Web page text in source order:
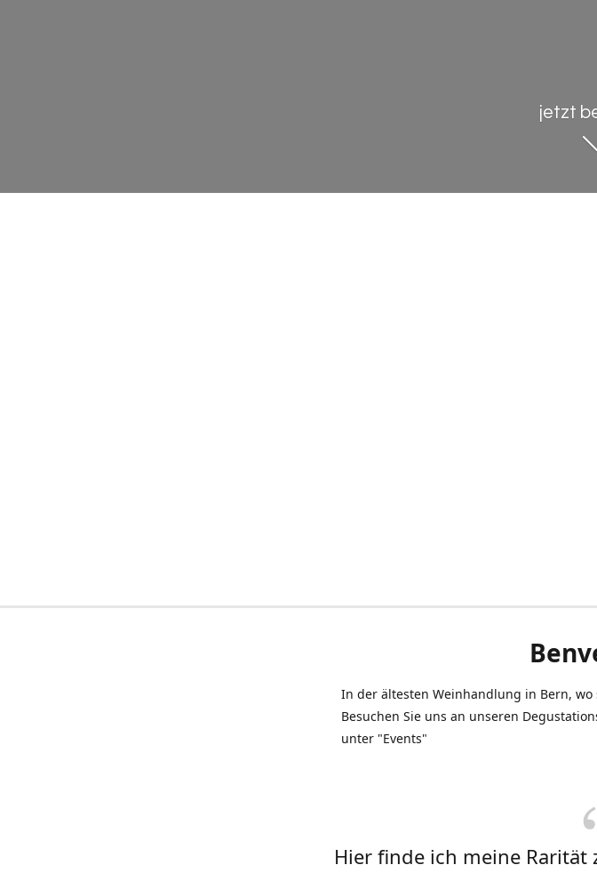
jetzt
In der ältesten Weinhandlung in Bern,
Besuchen Sie uns an unseren
unter "Events"
Hier finde ich meine Rarität